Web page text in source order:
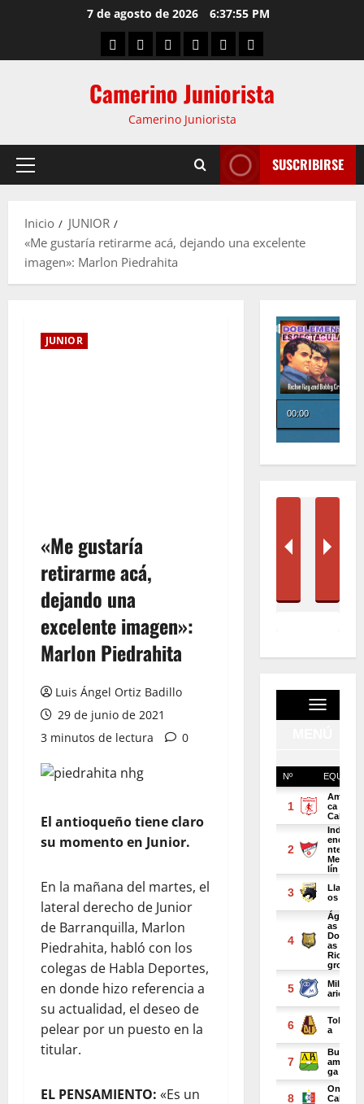
7 de agosto de 2026 6:37:55 PM
Camerino Juniorista
Camerino Juniorista
SUSCRIBIRSE
Inicio
JUNIOR
«Me gustaría retirarme acá, dejando una excelente
imagen»: Marlon Piedrahita
JUNIOR
«Me gustaría
retirarme acá,
dejando una
excelente imagen»:
Marlon Piedrahita
Luis Ángel Ortiz Badillo
29 de junio de 2021
3 minutos de lectura
0
El antioqueño tiene claro
su momento en Junior.
En la mañana del martes, el
lateral derecho de Junior
de Barranquilla, Marlon
Piedrahita, habló con los
colegas de Habla Deportes,
en donde hizo referencia a
su actualidad, el deseo de
pelear por un puesto en la
titular.
EL PENSAMIENTO: «Es un